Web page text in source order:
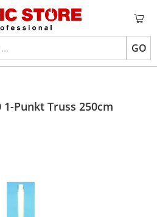
GO
1-Punkt Truss 250cm